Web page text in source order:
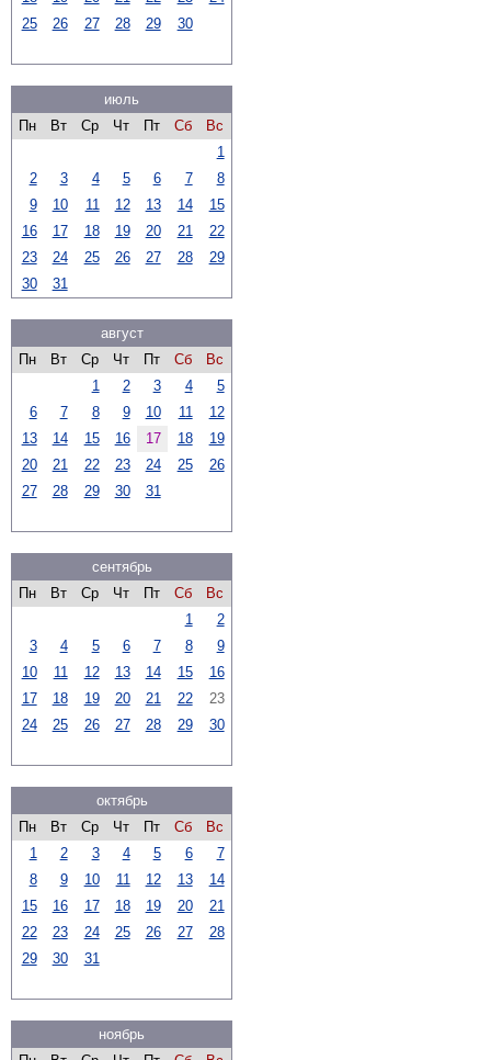
25
26 27 28 29 30
июль
Пн
Вт Ср Чт Пт Сб
Вс
1
2
3 4 5 6 7
8
9
10 11 12 13 14
15
16
17 18 19 20 21
22
23
24 25 26 27 28
29
30
31
август
Пн
Вт Ср Чт Пт Сб
Вс
1
2 3 4
5
6
7 8 9 10 11
12
13
14 15 16 17 18
19
20
21 22 23 24 25
26
27
28 29 30 31
сентябрь
Пн
Вт Ср Чт Пт Сб
Вс
1
2
3
4 5 6 7 8
9
10
11 12 13 14 15
16
17
18 19 20 21 22
23
24
25 26 27 28 29 30
октябрь
Пн
Вт Ср Чт Пт Сб
Вс
1
2 3 4 5 6
7
8
9 10 11 12 13
14
15
16 17 18 19 20
21
22
23 24 25 26 27
28
29
30 31
ноябрь